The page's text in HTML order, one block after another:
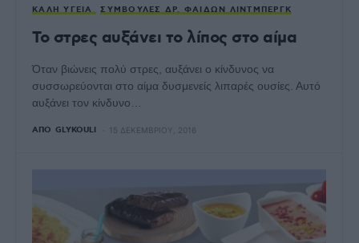
ΚΑΛΉ ΥΓΕΊΑ ΣΥΜΒΟΥΛΈΣ ΔΡ. ΦΑΊΔΩΝ ΛΊΝΤΜΠΕΡΓΚ
Το στρες αυξάνει το λίπος στο αίμα
Όταν βιώνεις πολύ στρες, αυξάνει ο κίνδυνος να
συσσωρεύονται στο αίμα δυσμενείς λιπαρές ουσίες. Αυτό
αυξάνει τον κίνδυνο…
ΑΠΌ GLYKOULI 15 ΔΕΚΕΜΒΡΊΟΥ, 2016